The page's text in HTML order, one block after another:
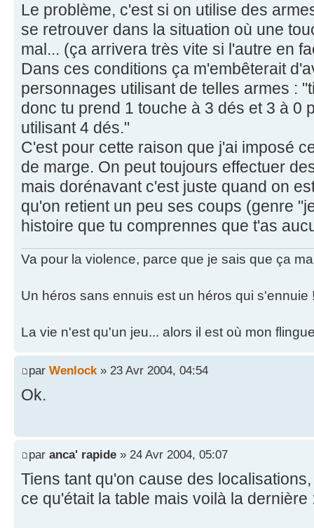
Le problème, c'est si on utilise des
se retrouver dans la situation où une
mal... (ça arrivera très vite si l'autre en
Dans ces conditions ça m'embêterait
personnages utilisant de telles armes :
donc tu prend 1 touche à 3 dés et 3 à 0
utilisant 4 dés."
C'est pour cette raison que j'ai imposé
de marge. On peut toujours effectuer
mais dorénavant c'est juste quand on
qu'on retient un peu ses coups (genre
histoire que tu comprennes que t'as
Va pour la violence, parce que je sais que ça
Un héros sans ennuis est un héros qui s'ennuie
La vie n'est qu'un jeu... alors il est où mon
par Wenlock» 23 Avr 2004, 04:54
Ok.
par anca' rapide » 24 Avr 2004, 05:07
Tiens tant qu'on cause des
ce qu'était la table mais voilà la dernière